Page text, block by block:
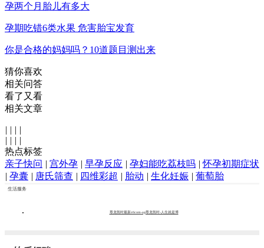
孕两个月胎儿有多大
孕期吃错6类水果 危害胎宝发育
你是合格的妈妈吗？10道题目测出来
猜你喜欢
相关问答
看了又看
相关文章
| | | |
| | | |
热点标签
亲子快问 | 宫外孕 | 早孕反应 | 孕妇能吃荔枝吗 | 怀孕初期症状
| 孕囊 | 唐氏筛查 | 四维彩超 | 胎动 | 生化妊娠 | 葡萄胎
生活服务
尊龙凯时最新z6com-ag尊龙凯时-人生就是博